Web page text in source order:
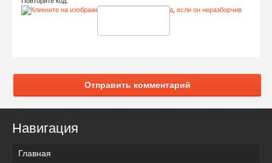
Отправить комментарий
Навигация
Главная